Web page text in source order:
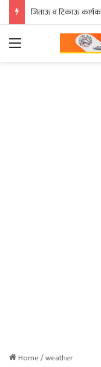
जिताऊ व टिकाऊ
Menu
Home/weather